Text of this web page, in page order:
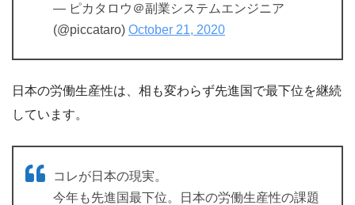
— ピカタロウ＠副業システムエンジニア
(@piccataro) October 21, 2020
日本の労働生産性は、相も変わらず先進国で最下位を継続
しています。
コレが日本の現実。
今年も先進国最下位。日本の労働生産性の課題